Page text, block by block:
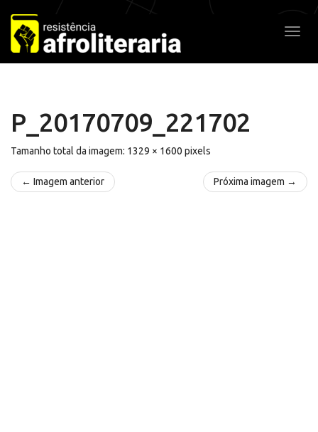
Pular
para
o
conteúdo
P_20170709_221702
Tamanho total da imagem: 1329 × 1600 pixels
← Imagem anterior Próxima imagem →